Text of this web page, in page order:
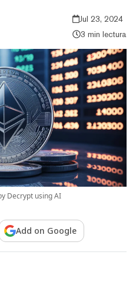
Jul 23, 2024
3 min lectura
Decrypt using AI
Add on Google